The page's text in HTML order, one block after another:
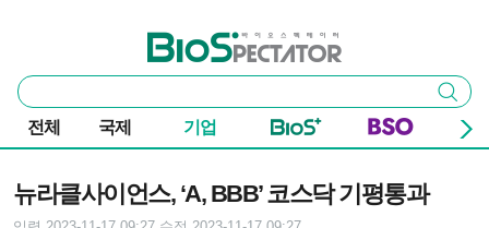
바이오스펙테이터
통
합
검
색
검색
전체 국제 기업
뉴라클사이언스, ‘A, BBB’ 코스닥 기평통과